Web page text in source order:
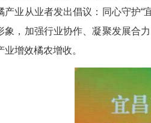
“宜昌蜜桔”香飘首都北京